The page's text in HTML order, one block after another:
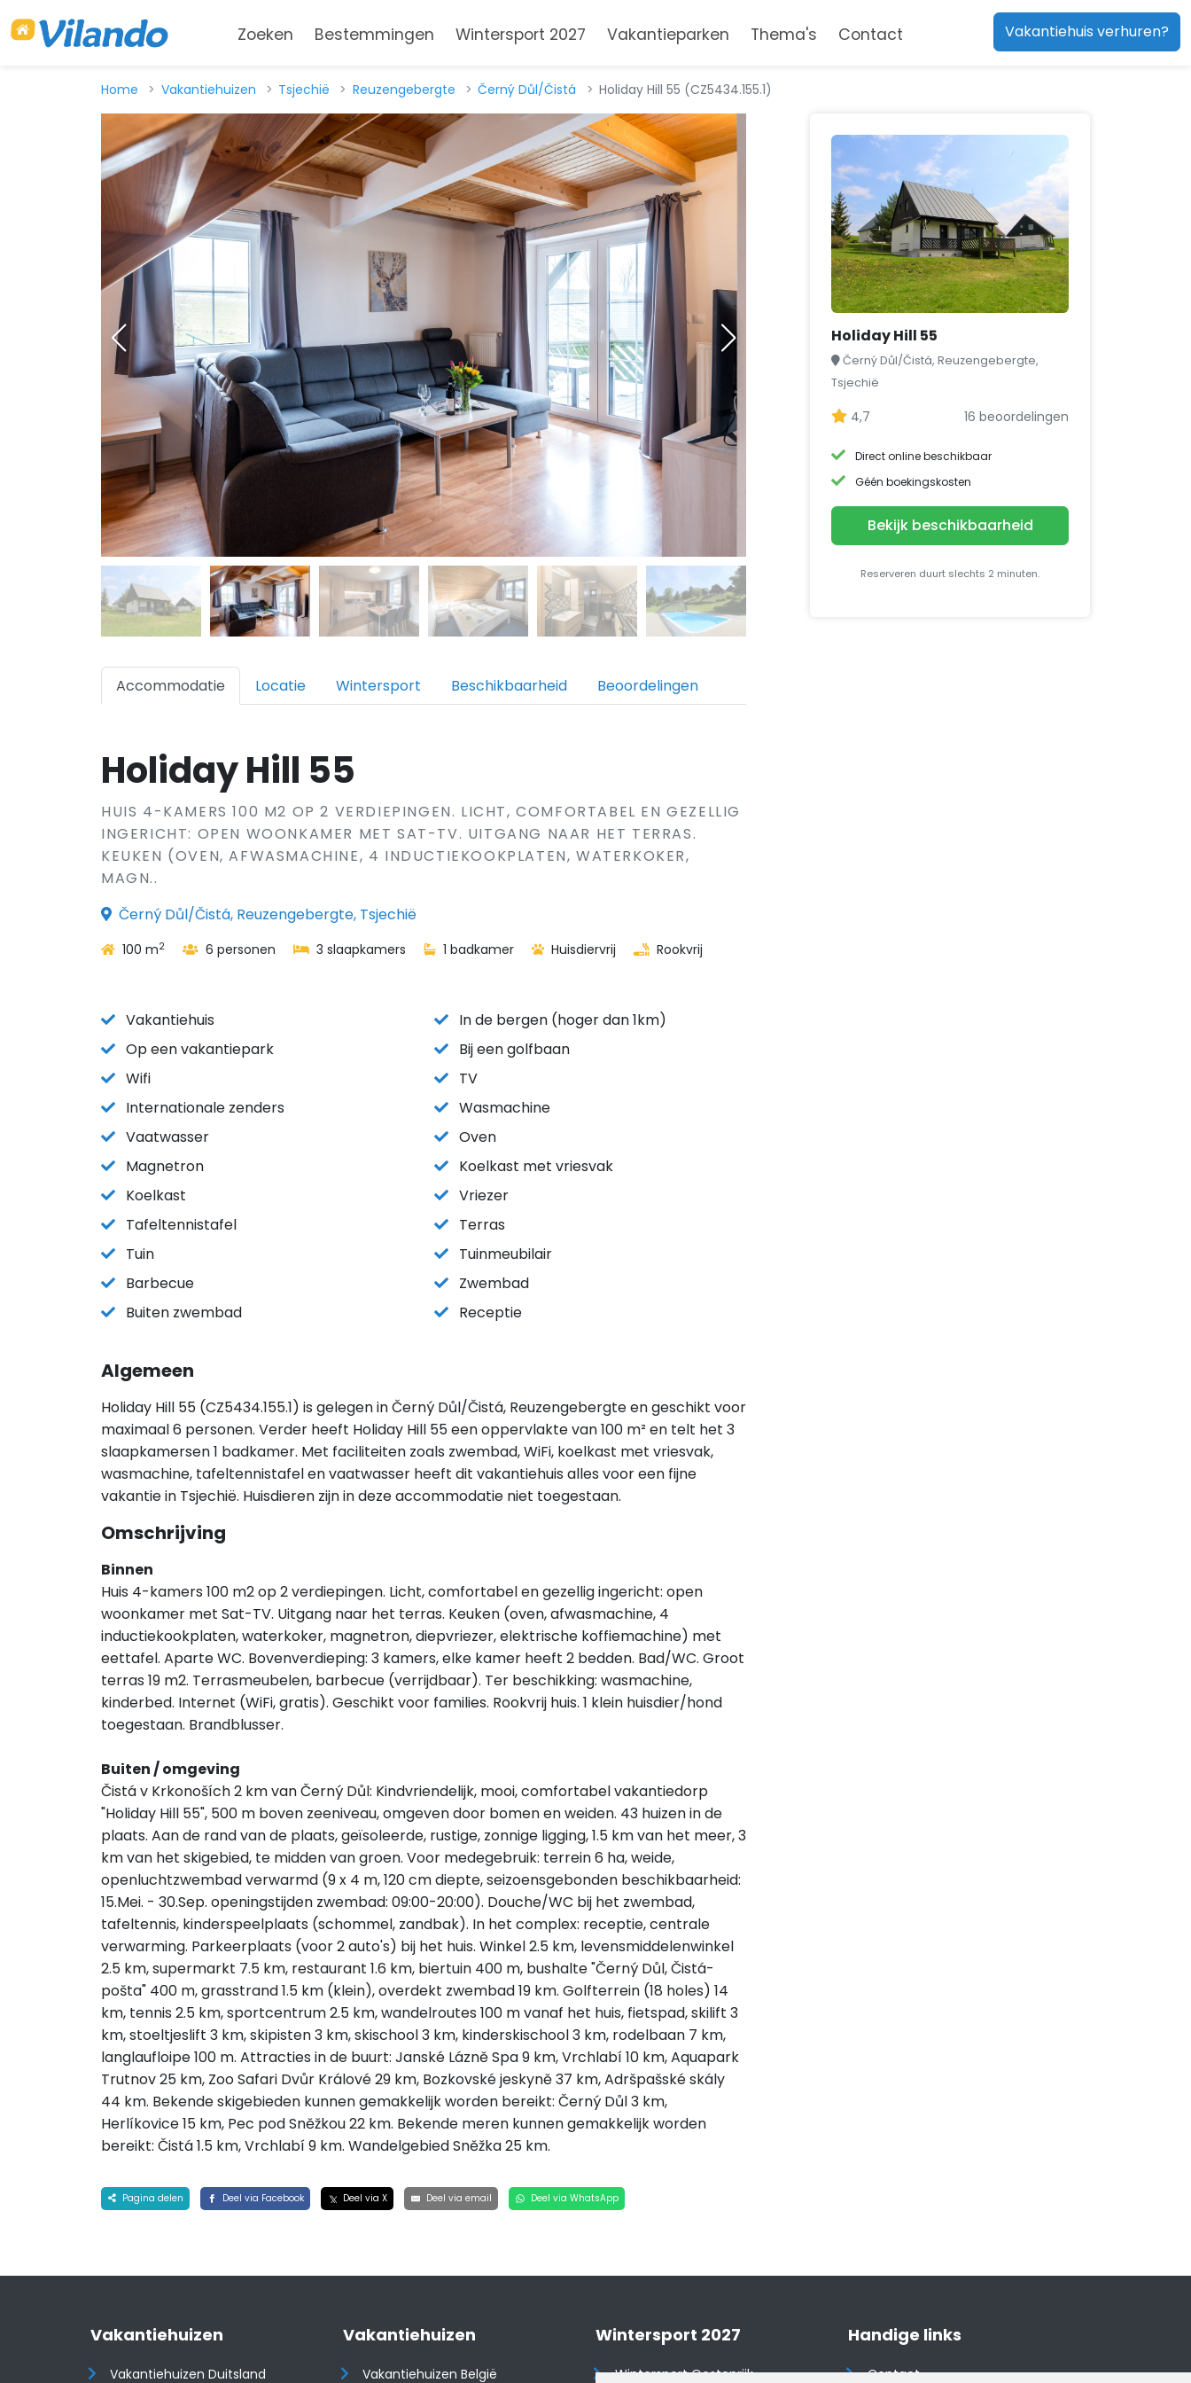
Zoeken Bestemmingen Wintersport 2027 Vakantieparken Thema's Contact Vakantiehuis verhuren?
Home Vakantiehuizen Tsjechië Reuzengebergte Černý Důl/Čistá Holiday Hill 55 (CZ5434.155.1)
Accommodatie Locatie Wintersport Beschikbaarheid Beoordelingen
Holiday Hill 55
HUIS 4-KAMERS 100 M2 OP 2 VERDIEPINGEN. LICHT, COMFORTABEL EN GEZELLIG
INGERICHT: OPEN WOONKAMER MET SAT-TV. UITGANG NAAR HET TERRAS.
KEUKEN (OVEN, AFWASMACHINE, 4 INDUCTIEKOOKPLATEN, WATERKOKER,
MAGN..
Černý Důl/Čistá, Reuzengebergte, Tsjechië
100 m2 6 personen 3 slaapkamers 1 badkamer Huisdiervrij Rookvrij
Vakantiehuis
In de bergen (hoger dan 1km)
Op een vakantiepark
Bij een golfbaan
Wifi
TV
Internationale zenders
Wasmachine
Vaatwasser
Oven
Magnetron
Koelkast met vriesvak
Koelkast
Vriezer
Tafeltennistafel
Terras
Tuin
Tuinmeubilair
Barbecue
Zwembad
Buiten zwembad
Receptie
Algemeen
Holiday Hill 55 (CZ5434.155.1) is gelegen in Černý Důl/Čistá, Reuzengebergte en geschikt voor
maximaal 6 personen. Verder heeft Holiday Hill 55 een oppervlakte van 100 m² en telt het 3
slaapkamersen 1 badkamer. Met faciliteiten zoals zwembad, WiFi, koelkast met vriesvak,
wasmachine, tafeltennistafel en vaatwasser heeft dit vakantiehuis alles voor een fijne
vakantie in Tsjechië. Huisdieren zijn in deze accommodatie niet toegestaan.
Omschrijving
Binnen
Huis 4-kamers 100 m2 op 2 verdiepingen. Licht, comfortabel en gezellig ingericht: open
woonkamer met Sat-TV. Uitgang naar het terras. Keuken (oven, afwasmachine, 4
inductiekookplaten, waterkoker, magnetron, diepvriezer, elektrische koffiemachine) met
eettafel. Aparte WC. Bovenverdieping: 3 kamers, elke kamer heeft 2 bedden. Bad/WC. Groot
terras 19 m2. Terrasmeubelen, barbecue (verrijdbaar). Ter beschikking: wasmachine,
kinderbed. Internet (WiFi, gratis). Geschikt voor families. Rookvrij huis. 1 klein huisdier/hond
toegestaan. Brandblusser.
Buiten / omgeving
Čistá v Krkonoších 2 km van Černý Důl: Kindvriendelijk, mooi, comfortabel vakantiedorp
"Holiday Hill 55", 500 m boven zeeniveau, omgeven door bomen en weiden. 43 huizen in de
plaats. Aan de rand van de plaats, geïsoleerde, rustige, zonnige ligging, 1.5 km van het meer, 3
km van het skigebied, te midden van groen. Voor medegebruik: terrein 6 ha, weide,
openluchtzwembad verwarmd (9 x 4 m, 120 cm diepte, seizoensgebonden beschikbaarheid:
15.Mei. - 30.Sep. openingstijden zwembad: 09:00-20:00). Douche/WC bij het zwembad,
tafeltennis, kinderspeelplaats (schommel, zandbak). In het complex: receptie, centrale
verwarming. Parkeerplaats (voor 2 auto's) bij het huis. Winkel 2.5 km, levensmiddelenwinkel
2.5 km, supermarkt 7.5 km, restaurant 1.6 km, biertuin 400 m, bushalte "Černý Důl, Čistá-
pošta" 400 m, grasstrand 1.5 km (klein), overdekt zwembad 19 km. Golfterrein (18 holes) 14
km, tennis 2.5 km, sportcentrum 2.5 km, wandelroutes 100 m vanaf het huis, fietspad, skilift 3
km, stoeltjeslift 3 km, skipisten 3 km, skischool 3 km, kinderskischool 3 km, rodelbaan 7 km,
langlaufloipe 100 m. Attracties in de buurt: Janské Lázně Spa 9 km, Vrchlabí 10 km, Aquapark
Trutnov 25 km, Zoo Safari Dvůr Králové 29 km, Bozkovské jeskyně 37 km, Adršpašské skály
44 km. Bekende skigebieden kunnen gemakkelijk worden bereikt: Černý Důl 3 km,
Herlíkovice 15 km, Pec pod Sněžkou 22 km. Bekende meren kunnen gemakkelijk worden
bereikt: Čistá 1.5 km, Vrchlabí 9 km. Wandelgebied Sněžka 25 km.
Pagina delen Deel via Facebook Deel via X Deel via email Deel via WhatsApp
Holiday Hill 55
Černý Důl/Čistá, Reuzengebergte,
Tsjechië
4,7 16 beoordelingen
Direct online beschikbaar
Géén boekingskosten
Bekijk beschikbaarheid
Reserveren duurt slechts 2 minuten.
Vakantiehuizen
Vakantiehuizen Duitsland
Vakantiehuizen
Vakantiehuizen België
Wintersport 2027
Wintersport Oostenrijk
Handige links
Contact